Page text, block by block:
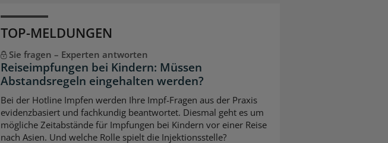
TOP-MELDUNGEN
Sie fragen – Experten antworten
Reiseimpfungen bei Kindern: Müssen
Abstandsregeln eingehalten werden?
Bei der Hotline Impfen werden Ihre Impf-Fragen aus der Praxis
evidenzbasiert und fachkundig beantwortet. Diesmal geht es um
mögliche Zeitabstände für Impfungen bei Kindern vor einer Reise
nach Asien. Und welche Rolle spielt die Injektionsstelle?